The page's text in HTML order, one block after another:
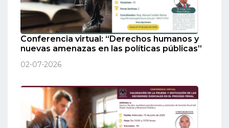
Conferencia virtual: “Derechos humanos y
nuevas amenazas en las políticas públicas”
02-07-2026